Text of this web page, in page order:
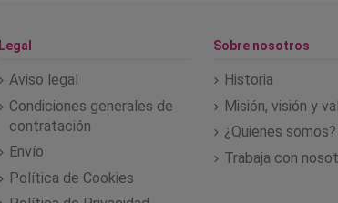
Legal
Aviso legal
Condiciones generales de
contratación
Envío
Política de Cookies
Sobre nosotros
Historia
Misión, visión y
¿Quienes somos?
Trabaja con